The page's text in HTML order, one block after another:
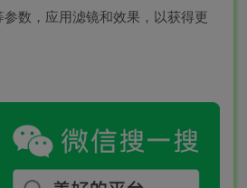
数，应用滤镜和效果，以获得更